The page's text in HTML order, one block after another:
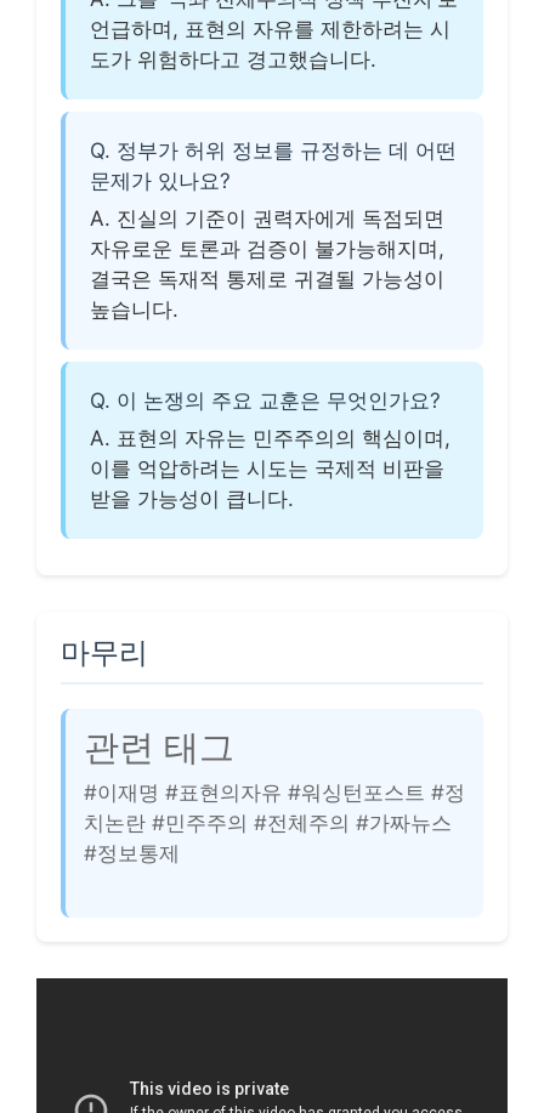
언급하며, 표현의 자유를 제한하려는 시
도가 위험하다고 경고했습니다.
Q. 정부가 허위 정보를 규정하는 데 어떤
문제가 있나요?
A. 진실의 기준이 권력자에게 독점되면
자유로운 토론과 검증이 불가능해지며,
결국은 독재적 통제로 귀결될 가능성이
높습니다.
Q. 이 논쟁의 주요 교훈은 무엇인가요?
A. 표현의 자유는 민주주의의 핵심이며,
이를 억압하려는 시도는 국제적 비판을
받을 가능성이 큽니다.
마무리
관련 태그
#이재명 #표현의자유 #워싱턴포스트 #정
치논란 #민주주의 #전체주의 #가짜뉴스
#정보통제